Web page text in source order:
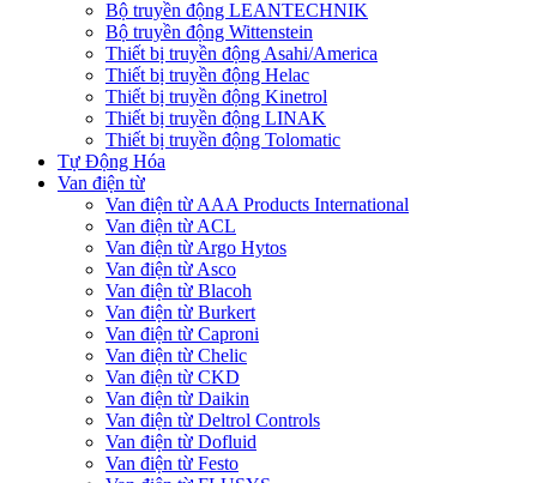
Bộ truyền động LEANTECHNIK
Bộ truyền động Wittenstein
Thiết bị truyền động Asahi/America
Thiết bị truyền động Helac
Thiết bị truyền động Kinetrol
Thiết bị truyền động LINAK
Thiết bị truyền động Tolomatic
Tự Động Hóa
Van điện từ
Van điện từ AAA Products International
Van điện từ ACL
Van điện từ Argo Hytos
Van điện từ Asco
Van điện từ Blacoh
Van điện từ Burkert
Van điện từ Caproni
Van điện từ Chelic
Van điện từ CKD
Van điện từ Daikin
Van điện từ Deltrol Controls
Van điện từ Dofluid
Van điện từ Festo